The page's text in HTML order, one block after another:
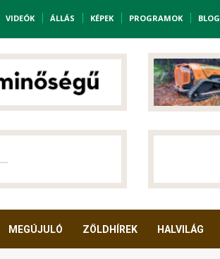
VIDEÓK ÁLLÁS KÉPEK PROGRAMOK BLOG
MEGÚJULÓ ZÖLDHÍREK HALVILÁG